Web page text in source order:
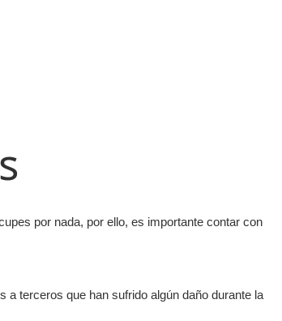
por nada, por ello, es importante contar con
terceros que han sufrido algún daño durante la